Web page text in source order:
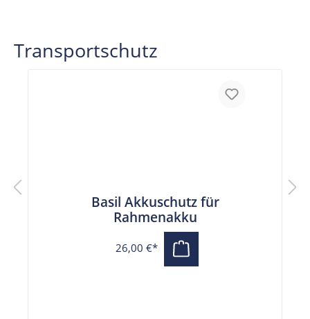
Transportschutz
Basil Akkuschutz für
Rahmenakku
26,00 €*